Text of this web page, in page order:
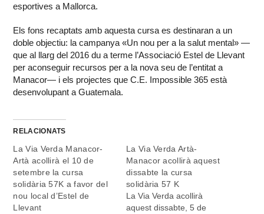
esportives a Mallorca.
Els fons recaptats amb aquesta cursa es destinaran a un
doble objectiu: la campanya «Un nou per a la salut mental» —
que al llarg del 2016 du a terme l’Associació Estel de Llevant
per aconseguir recursos per a la nova seu de l’entitat a
Manacor— i els projectes que C.E. Impossible 365 està
desenvolupant a Guatemala.
RELACIONATS
La Via Verda Manacor-
Artà acollirà el 10 de
setembre la cursa
solidària 57K a favor del
nou local d’Estel de
Llevant
La Via Verda Artà-
Manacor acollirà aquest
dissabte la cursa
solidària 57 K
La Via Verda acollirà
aquest dissabte, 5 de